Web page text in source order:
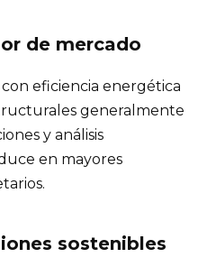
de mercado
eficiencia energética
generalmente
y análisis
en mayores
sostenibles